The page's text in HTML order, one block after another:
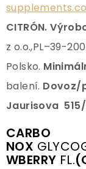
CITRÓN.
z o.o.,PL–39-
Polsko.
balení. Dovoz/
Jaurisova 515/
CARBO
NOX
WBERRY FL.